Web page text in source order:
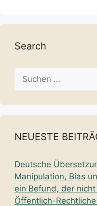
Search
Suche
nach:
NEUESTE
Deutsche
Manipulation, Bias
ein Befund, der
Öffentlich-